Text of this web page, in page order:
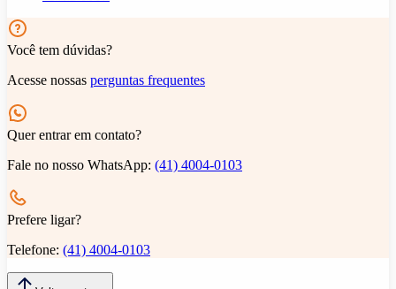
Você tem dúvidas?
Acesse nossas perguntas frequentes
Quer entrar em contato?
Fale no nosso WhatsApp: (41) 4004-0103
Prefere ligar?
Telefone: (41) 4004-0103